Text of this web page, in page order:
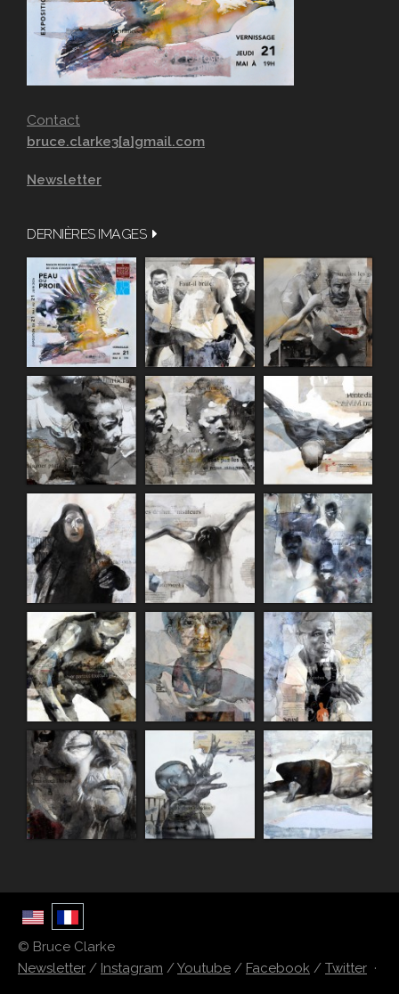
Contact
bruce.clarke3[a]gmail.com
Newsletter
DERNIÈRES IMAGES
© Bruce Clarke
Newsletter / Instagram /Youtube / Facebook / Twitter ·